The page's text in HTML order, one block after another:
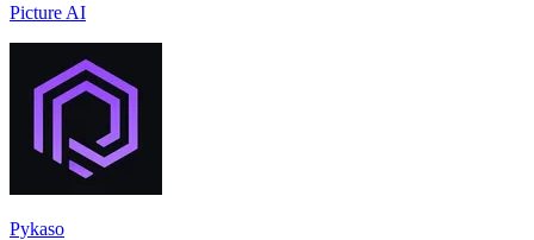
Picture AI
Pykaso